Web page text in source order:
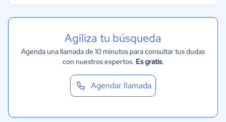
Agiliza tu búsqueda
Agenda una llamada de 10 minutos para consultar tus dudas
con nuestros expertos. Es gratis.
Agendar llamada